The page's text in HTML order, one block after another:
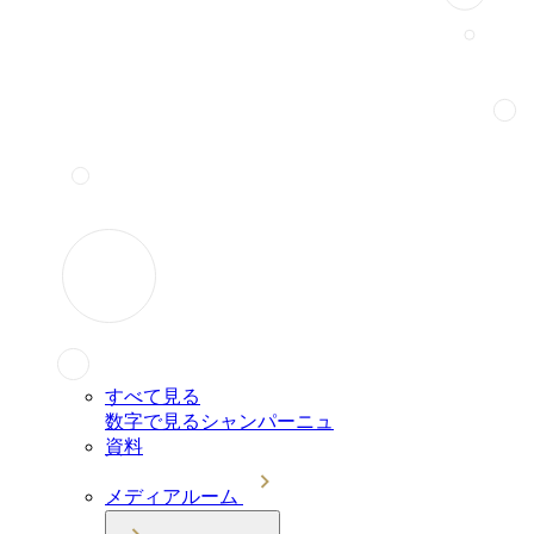
すべて見る
数字で見るシャンパーニュ
資料
メディアルーム